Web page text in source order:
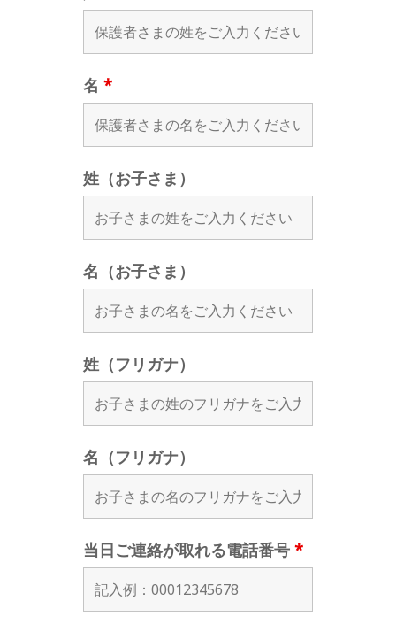
名 *
姓（お子さま）
名（お子さま）
姓（フリガナ）
名（フリガナ）
当日ご連絡が取れる電話番号 *